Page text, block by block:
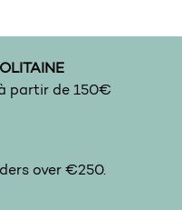
partir de 150€
over €250.